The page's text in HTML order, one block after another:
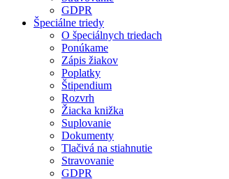
GDPR
Špeciálne triedy
O špeciálnych triedach
Ponúkame
Zápis žiakov
Poplatky
Štipendium
Rozvrh
Žiacka knižka
Suplovanie
Dokumenty
Tlačivá na stiahnutie
Stravovanie
GDPR